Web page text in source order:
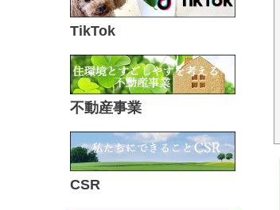
TikTok
不動産事業
CSR